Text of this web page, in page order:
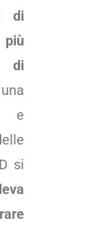
di
più
di
e
si
leva